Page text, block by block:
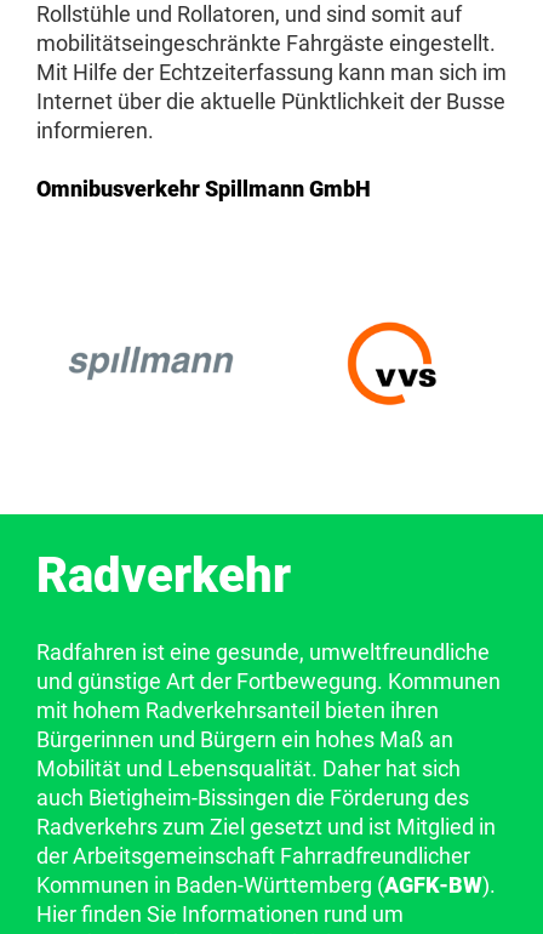
Rollstühle und Rollatoren, und sind somit auf
mobilitätseingeschränkte Fahrgäste eingestellt.
Mit Hilfe der Echtzeiterfassung kann man sich im
Internet über die aktuelle Pünktlichkeit der Busse
informieren.
Omnibusverkehr Spillmann GmbH
Radverkehr
Radfahren ist eine gesunde, umweltfreundliche
und günstige Art der Fortbewegung. Kommunen
mit hohem Radverkehrsanteil bieten ihren
Bürgerinnen und Bürgern ein hohes Maß an
Mobilität und Lebensqualität. Daher hat sich
auch Bietigheim-Bissingen die Förderung des
Radverkehrs zum Ziel gesetzt und ist Mitglied in
der Arbeitsgemeinschaft Fahrradfreundlicher
Kommunen in Baden-Württemberg (AGFK-BW).
Hier finden Sie Informationen rund um